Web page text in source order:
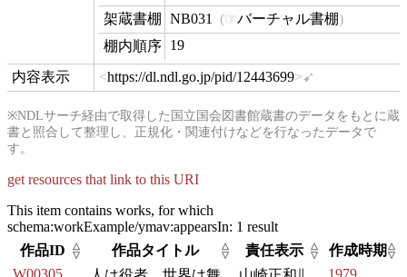
contentLocation
NB031 バーチャル書棚
position
19
hasViewhttps://dl.ndl.go.jp/pid/12443699
※NDLサーチ経由で取得した国立国会図書館蔵書のデータをもとに蔵
書と照合して整理し、正規化・関連付けなどを行なったデータで
す。
get resources that link to this URI
This item contains works, for which
schema:workExample/ymav:appearsIn: 1 result
作品ID
△
▽
作品タイトル
△
▽
責任表示
△
▽
作成時期 △
▽